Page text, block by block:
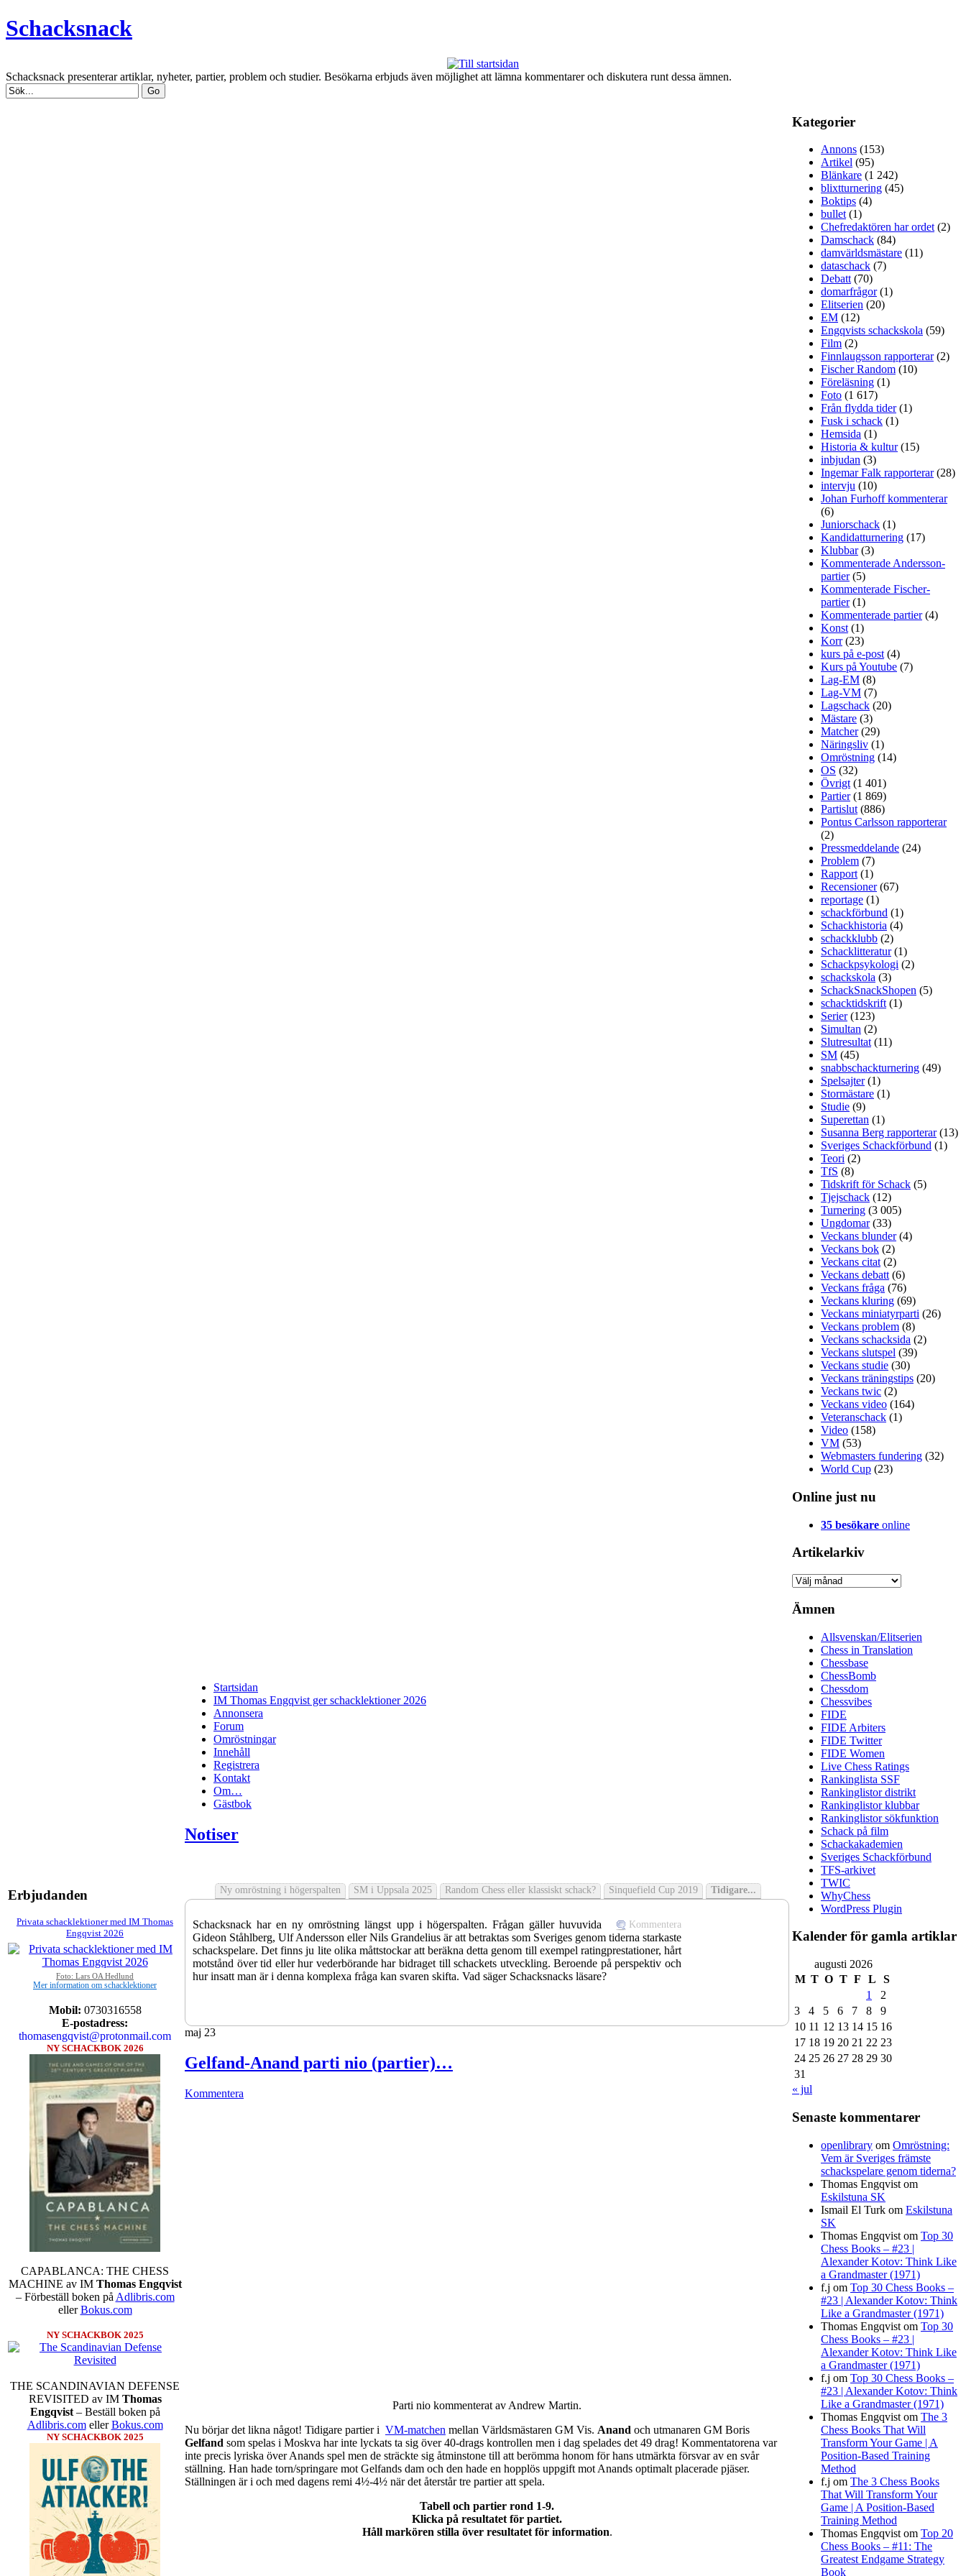
Schacksnack
Schacksnack presenterar artiklar, nyheter, partier, problem och studier. Besökarna erbjuds även möjlighet att lämna kommentarer och diskutera runt dessa ämnen.
Erbjudanden
Privata schacklektioner med IM Thomas
Engqvist 2026
Foto: Lars OA Hedlund
Mer information om schacklektioner
Mobil: 0730316558
E-postadress:
thomasengqvist@protonmail.com
NY SCHACKBOK 2026
CAPABLANCA: THE CHESS
MACHINE av IM Thomas Engqvist
– Förbeställ boken på Adlibris.com
ellerBokus.com
NY SCHACKBOK 2025
THE SCANDINAVIAN DEFENSE
REVISITED av IM Thomas
Engqvist– Beställ boken på
Adlibris.comellerBokus.com
NY SCHACKBOK 2025
Startsidan
IM Thomas Engqvist ger schacklektioner 2026
Annonsera
Forum
Omröstningar
Innehåll
Registrera
Kontakt
Om…
Gästbok
Notiser
Ny omröstning i högerspalten SM i Uppsala 2025 Random Chess eller klassiskt schack? Sinquefield Cup 2019 Tidigare...
Kommentera
Schacksnack har en ny omröstning längst upp i högerspalten. Frågan gäller huvuvida
Gideon Ståhlberg, Ulf Andersson eller Nils Grandelius är att betraktas som Sveriges genom tiderna starkaste
schackspelare. Det finns ju lite olika måttstockar att beräkna detta genom till exempel ratingprestationer, hårt
motstånd över tid eller hur vederbörande har bidraget till schackets utveckling. Beroende på perspektiv och
hur insatt man är i denna komplexa fråga kan svaren skifta. Vad säger Schacksnacks läsare?
Schacksnack har inlett det nya året med en ny omröstning. Frågan gäller huruvida du
föredrar Fischer Random, där pjäserna slumpas på den sista raden, eller om du föredrar europeiskt schack
som det har spelats sedan 1500-talet och där det på förhand är bestämt att vit dam ska stå på ruta d1. Det
förstnämnda alternativet har fördelen att kreativiteten ökar i spelöppningsfasen, medan det senare
alternativet har för- eller nackdelar, beroende på hur man ser på det, i och med att man måste kunna och
förstå en mängd spelöppningar och varianter. Rösta en gång på svarsalternativ 1 eller 2 i högerspalten
nedan.
maj 23
Gelfand-Anand parti nio (partier)…
Kommentera
Parti nio kommenterat av Andrew Martin.
Nu börjar det likna något! Tidigare partier i VM-matchen mellan Världsmästaren GM Vis. Anand och utmanaren GM Boris
Gelfand som spelas i Moskva har inte lyckats ta sig över 40-drags kontrollen men i dag spelades det 49 drag! Kommentatorena var
inte precis lyriska över Anands spel men de sträckte sig åtminstone till att berömma honom för hans utmärkta försvar av en svår
ställning. Han hade torn/springare mot Gelfands dam och den hade en hopplös uppgift mot Anands optimalt placerade pjäser.
Ställningen är i och med dagens remi 4½-4½ när det återstår tre partier att spela.
Tabell och partier rond 1-9.
Klicka på resultatet för partiet.
Håll markören stilla över resultatet för information.
Kategorier
Annons (153)
Artikel (95)
Blänkare (1 242)
blixtturnering (45)
Boktips (4)
bullet (1)
Chefredaktören har ordet (2)
Damschack (84)
damvärldsmästare (11)
dataschack (7)
Debatt (70)
domarfrågor(1)
Elitserien (20)
EM (12)
Engqvists schackskola (59)
Film (2)
Finnlaugsson rapporterar(2)
Fischer Random (10)
Föreläsning (1)
Foto (1 617)
Från flydda tider(1)
Fusk i schack (1)
Hemsida (1)
Historia & kultur(15)
inbjudan (3)
Ingemar Falk rapporterar(28)
intervju (10)
Johan Furhoff kommenterar
(6)
Juniorschack (1)
Kandidatturnering (17)
Klubbar(3)
Kommenterade Andersson-
partier(5)
Kommenterade Fischer-
partier(1)
Kommenterade partier(4)
Konst (1)
Korr(23)
kurs på e-post (4)
Kurs på Youtube (7)
Lag-EM (8)
Lag-VM (7)
Lagschack (20)
Mästare (3)
Matcher(29)
Näringsliv (1)
Omröstning (14)
OS (32)
Övrigt (1 401)
Partier(1 869)
Partislut (886)
Pontus Carlsson rapporterar
(2)
Pressmeddelande (24)
Problem (7)
Rapport (1)
Recensioner(67)
reportage (1)
schackförbund (1)
Schackhistoria (4)
schackklubb (2)
Schacklitteratur(1)
Schackpsykologi (2)
schackskola (3)
SchackSnackShopen (5)
schacktidskrift (1)
Serier(123)
Simultan (2)
Slutresultat (11)
SM (45)
snabbschackturnering (49)
Spelsajter(1)
Stormästare (1)
Studie (9)
Superettan (1)
Susanna Berg rapporterar(13)
Sveriges Schackförbund (1)
Teori (2)
TfS (8)
Tidskrift för Schack (5)
Tjejschack (12)
Turnering (3 005)
Ungdomar(33)
Veckans blunder(4)
Veckans bok (2)
Veckans citat (2)
Veckans debatt (6)
Veckans fråga (76)
Veckans kluring (69)
Veckans miniatyrparti (26)
Veckans problem (8)
Veckans schacksida (2)
Veckans slutspel (39)
Veckans studie (30)
Veckans träningstips (20)
Veckans twic (2)
Veckans video (164)
Veteranschack (1)
Video (158)
VM (53)
Webmasters fundering (32)
World Cup (23)
Online just nu
35 besökare online
Artikelarkiv
Artikelarkiv
Ämnen
Allsvenskan/Elitserien
Chess in Translation
Chessbase
ChessBomb
Chessdom
Chessvibes
FIDE
FIDE Arbiters
FIDE Twitter
FIDE Women
Live Chess Ratings
Rankinglista SSF
Rankinglistor distrikt
Rankinglistor klubbar
Rankinglistor sökfunktion
Schack på film
Schackakademien
Sveriges Schackförbund
TFS-arkivet
TWIC
WhyChess
WordPress Plugin
Kalender för gamla artiklar
augusti 2026
M T O T F L
S
1
2
3
4 5 6 7 8
9
10 11 12 13 14 15 16
17 18 19 20 21 22 23
24 25 26 27 28 29 30
31
« jul
Senaste kommentarer
openlibrary om Omröstning:
Vem är Sveriges främste
schackspelare genom tiderna?
Thomas Engqvist om
Eskilstuna SK
Ismail El Turk om Eskilstuna
SK
Thomas Engqvist om Top 30
Chess Books – #23 |
Alexander Kotov: Think Like
a Grandmaster (1971)
f.j om Top 30 Chess Books –
#23 | Alexander Kotov: Think
Like a Grandmaster (1971)
Thomas Engqvist om Top 30
Chess Books – #23 |
Alexander Kotov: Think Like
a Grandmaster (1971)
f.j om Top 30 Chess Books –
#23 | Alexander Kotov: Think
Like a Grandmaster (1971)
Thomas Engqvist om The 3
Chess Books That Will
Transform Your Game | A
Position-Based Training
Method
f.j om The 3 Chess Books
That Will Transform Your
Game | A Position-Based
Training Method
Thomas Engqvist om Top 20
Chess Books – #11: The
Greatest Endgame Strategy
Book